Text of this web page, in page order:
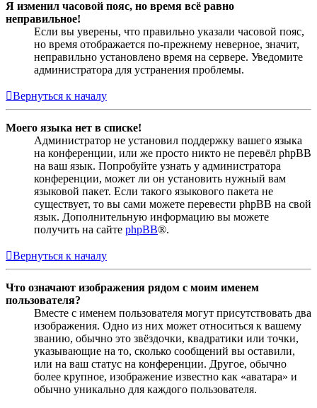
Я изменил часовой пояс, но время всё равно
неправильное!
Если вы уверены, что правильно указали часовой пояс,
но время отображается по-прежнему неверное, значит,
неправильно установлено время на сервере. Уведомите
администратора для устранения проблемы.
Вернуться к началу
Моего языка нет в списке!
Администратор не установил поддержку вашего языка
на конференции, или же просто никто не перевёл phpBB
на ваш язык. Попробуйте узнать у администратора
конференции, может ли он установить нужный вам
языковой пакет. Если такого языкового пакета не
существует, то вы сами можете перевести phpBB на свой
язык. Дополнительную информацию вы можете
получить на сайте phpBB®.
Вернуться к началу
Что означают изображения рядом с моим именем
пользователя?
Вместе с именем пользователя могут присутствовать два
изображения. Одно из них может относиться к вашему
званию, обычно это звёздочки, квадратики или точки,
указывающие на то, сколько сообщений вы оставили,
или на ваш статус на конференции. Другое, обычно
более крупное, изображение известно как «аватара» и
обычно уникально для каждого пользователя.